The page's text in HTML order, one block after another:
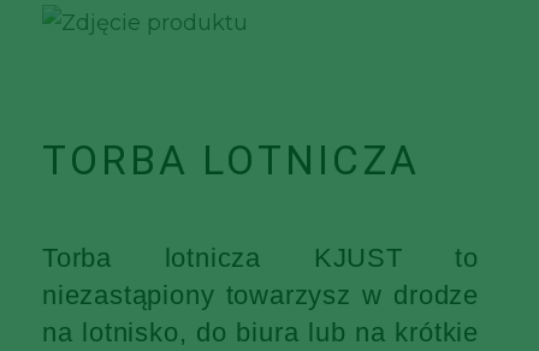
TORBA LOTNICZA
Torba lotnicza KJUST to
niezastąpiony towarzysz w drodze
na lotnisko, do biura lub na krótkie